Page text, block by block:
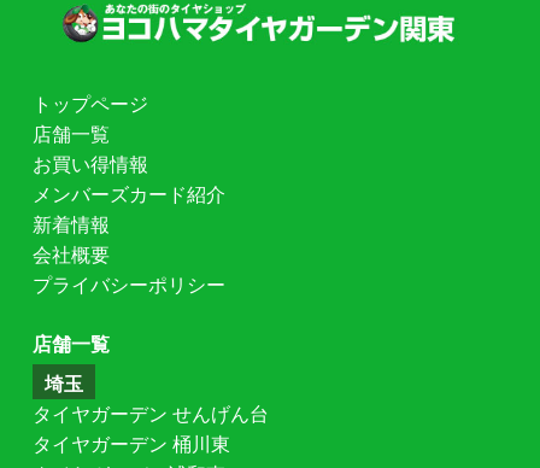
トップページ
店舗一覧
お買い得情報
メンバーズカード紹介
新着情報
会社概要
プライバシーポリシー
店舗一覧
埼玉
タイヤガーデン せんげん台
タイヤガーデン 桶川東